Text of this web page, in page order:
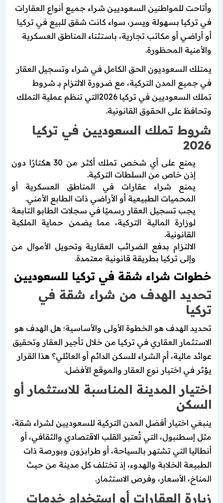
وأتاحت للمواطنين السعوديين شراء جميع أنواع العقارات
في تركيا بسهولة ويسر، سواء كانت شقق للبيع في تركيا
أو أراضي أو مكاتب تجارية، باستثناء المناطق العسكرية
والأمنية المحظورة.
يمتلك السعوديون الحق الكامل في شراء وتسجيل العقار
في جميع المدن التركية، مع ضرورة الالتزام بـ شروط
تملك السعوديين في تركيا 2026التي تنظم عملية التملك
وتحافظ على الحقوق القانونية.
شروط تملك السعوديين في تركيا
2026
يمنع على أي شخص تملك أكثر من 30 هكتارًا دون
إذن خاص من السلطات التركية.
يمنع شراء عقارات في المناطق العسكرية أو
المحميات الطبيعية أو الأراضي ذات الطابع الأمني.
يجب تسجيل العقار رسميًا في سجلات الطابو التابعة
لوزارة المالية التركية، مما يضمن حماية الملكية
القانونية.
الالتزام بدفع الضرائب العقارية وتحويل الأموال من
وإلى تركيا بطريقة قانونية معتمدة.
خطوات شراء شقة في تركيا للسعوديين
تحديد الهدف من شراء شقة في
تركيا
تحديد الهدف هو الخطوة الأولى والأساسية؛ هل الهدف هو
الاستثمار العقاري في تركيا من خلال تأجير العقار وتحقيق
عوائد مالية، أم الشراء للسكن الدائم أو العائلي؟ هذا القرار
يؤثر في اختيار نوع العقار والموقع الأفضل.
اختيار المدينة المناسبة للاستثمار أو
السكن
ينبغي اختيار أفضل المدن التركية للسعوديين لشراء شقة،
مثل إسطنبول، التي تُعتبر القلب الاقتصادي والثقافي، أو
أنطاليا التي تشتهر بالسياحة، أو طرابزون وبورصة ذات
الطبيعة الخلابة والهدوء، إذ تختلف كل مدينة من حيث
المناخ، الأسعار، وفرص الاستثمار.
زيارة العقارات أو استخدام خدمات